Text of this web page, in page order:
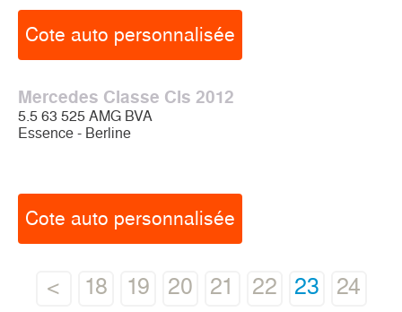
Cote auto personnalisée
Mercedes Classe Cls 2012
5.5 63 525 AMG BVA
Essence - Berline
Cote auto personnalisée
< 18 19 20 21 22 23
24